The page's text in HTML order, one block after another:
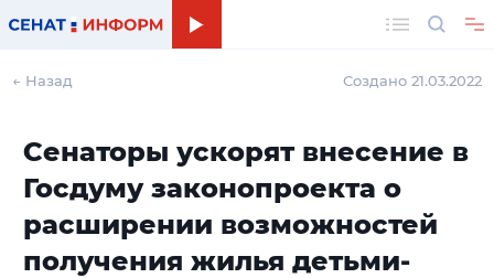
← Назад Создано 21.03.2022
Сенаторы ускорят внесение в
Госдуму законопроекта о
расширении возможностей
получения жилья детьми-